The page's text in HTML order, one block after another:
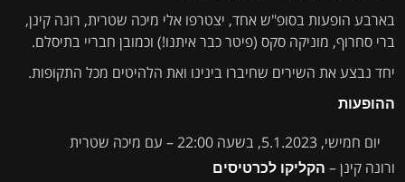
בארבע הופעות בסופ"ש אחד, יצטרפו אלי מיכה שטרית, רונה קינן,
ברי סחרוף, מוניקה סקס (פיטר כבר איתנו!) וכמובן חבריי בתיסלם.
יחד נבצע את השירים שחיברו בינינו ואת הלהיטים מכל התקופות.
ההופעות
יום חמישי, 5.1.2023, בשעה 22:00 – עם מיכה שטרית
ורונה קינן – הקליקו לכרטיסים